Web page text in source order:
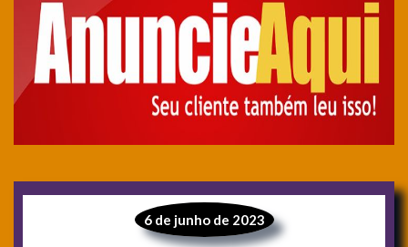
6 de junho de 2023